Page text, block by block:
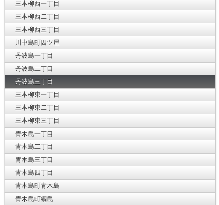
三本柳西一丁目
三本柳西二丁目
三本柳西三丁目
川中島町四ツ屋
丹波島一丁目
丹波島二丁目
丹波島三丁目
三本柳東一丁目
三本柳東二丁目
三本柳東三丁目
青木島一丁目
青木島二丁目
青木島三丁目
青木島四丁目
青木島町青木島
青木島町綱島